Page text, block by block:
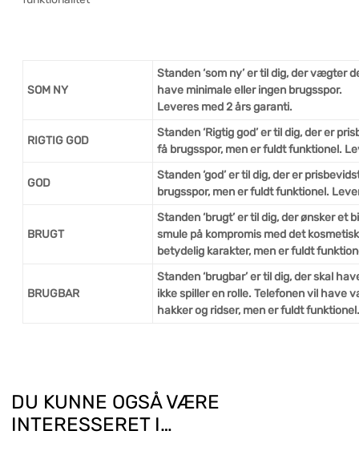
SOM NY
Standen ‘som ny’ er til dig, der vægter
have minimale eller ingen brugsspor.
Leveres med 2 års garanti.
RIGTIG GOD
Standen ‘Rigtig god’ er til dig, der er
få brugsspor, men er fuldt funktionel.
GOD
Standen ‘god’ er til dig, der er
brugsspor, men er fuldt funktionel.
BRUGT
Standen ‘brugt’ er til dig, der ønsker et
smule på kompromis med det
betydelig karakter, men er fuldt
BRUGBAR
Standen ‘brugbar’ er til dig, der skal
ikke spiller en rolle. Telefonen vil have
hakker og ridser, men er fuldt
DU KUNNE OGSÅ VÆRE
INTERESSERET I…